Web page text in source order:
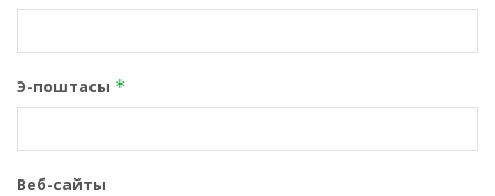
Э-поштасы *
Веб-сайты